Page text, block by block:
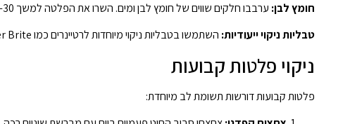
חומץ לבן: ערבבו חלקים שווים של חומץ לבן ומים. השרו את הפלטה למשך 15-30 דקות, ואז שטפו היטב. שיטה זו יעילה במיוחד להסרת משקעי סידן.
טבליות ניקוי ייעודיות: השתמשו בטבליות ניקוי מיוחדות לרטיינרים כמו Retainer Brite או Efferdent. המיסו טבליה בכוס מים פושרים והשרו למשך 15-20 דקות.
ניקוי פלטות קבועות
פלטות קבועות דורשות תשומת לב מיוחדת: